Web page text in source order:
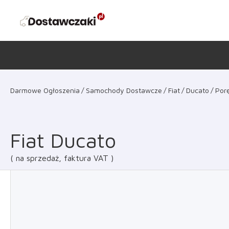
Darmowe Ogłoszenia Samochody Dostawcze Fiat Ducato
Fiat Ducato
na sprzedaż, faktura VAT